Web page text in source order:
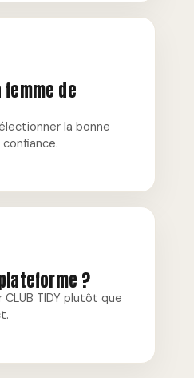
de
la bonne
?
TIDY plutôt que